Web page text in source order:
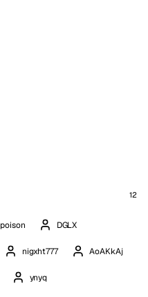
12
poison DGLX
nigxht777 AoAKkAj
ynyq